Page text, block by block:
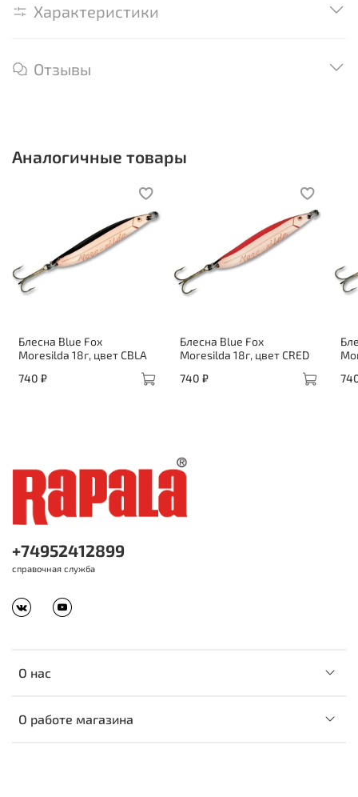
Характеристики
Отзывы
Аналогичные товары
Блесна Blue Fox
Moresilda 18г, цвет CBLA
740 ₽
Блесна Blue Fox
Moresilda 18г, цвет CRED
740 ₽
О нас
О работе магазина
+74952412899
справочная служба